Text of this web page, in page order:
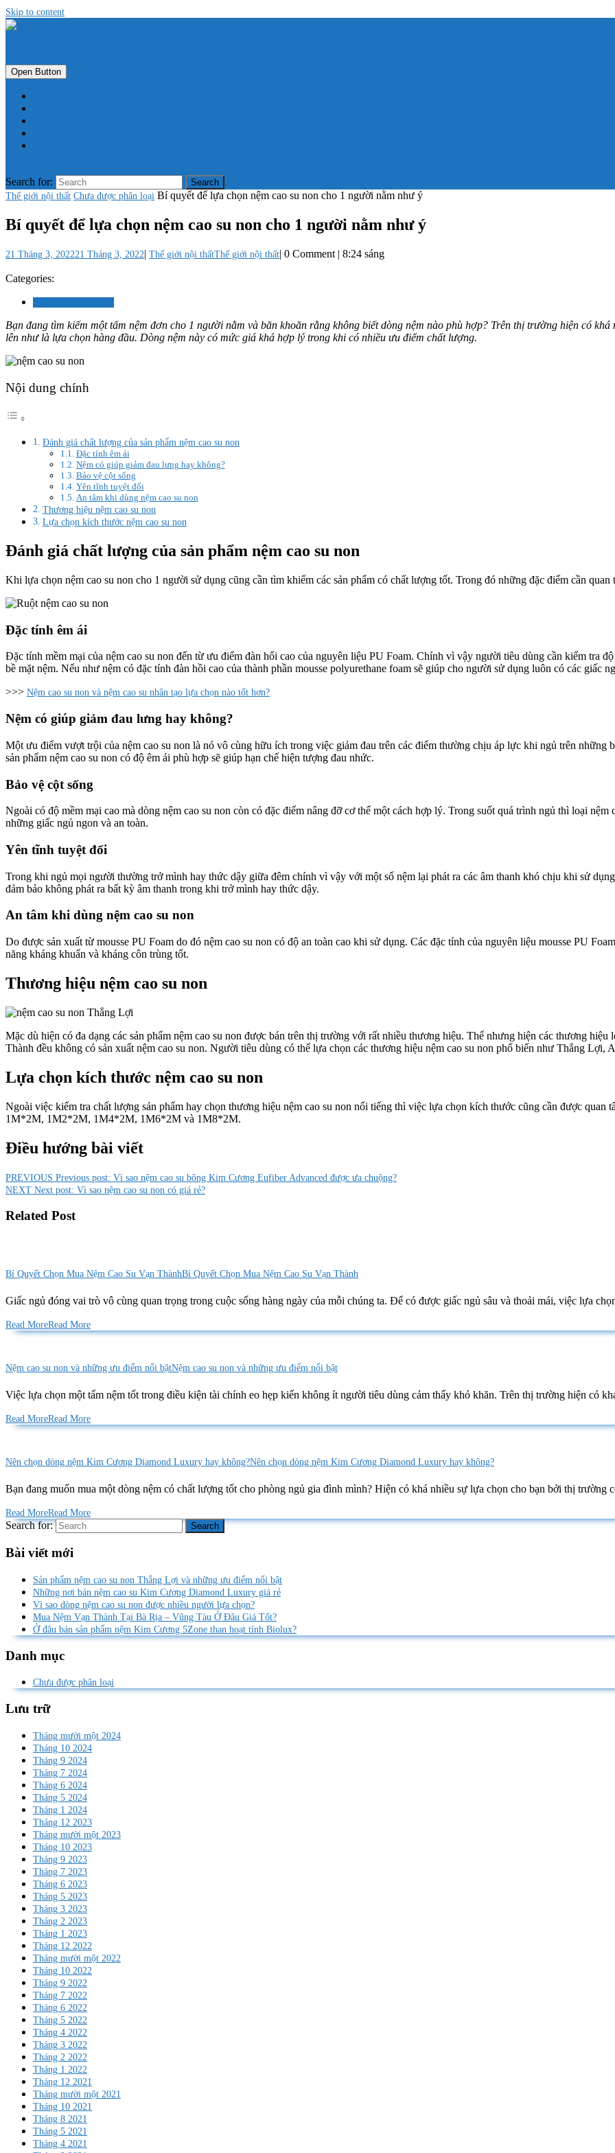
Skip to content
Open Button
Search for:
Thế giới nội thất Chưa được phân loại Bí quyết để lựa chọn nệm cao su non cho 1 người nằm như ý
Bí quyết để lựa chọn nệm cao su non cho 1 người nằm như ý
21 Tháng 3, 202221 Tháng 3, 2022| Thế giới nội thấtThế giới nội thất| 0 Comment | 8:24 sáng
Categories:
Bạn đang tìm kiếm một tấm nệm đơn cho 1 người nằm và băn khoăn rằng không biết dòng nệm nào phù hợp? Trên thị trường hiện có khá
lên như là lựa chọn hàng đầu. Dòng nệm này có mức giá khá hợp lý trong khi có nhiều ưu điểm chất lượng.
Nội dung chính
Đánh giá chất lượng của sản phẩm nệm cao su non
Đặc tính êm ái
Nệm có giúp giảm đau lưng hay không?
Bảo vệ cột sống
Yên tĩnh tuyệt đối
An tâm khi dùng nệm cao su non
Thương hiệu nệm cao su non
Lựa chọn kích thước nệm cao su non
Đánh giá chất lượng của sản phẩm nệm cao su non
Khi lựa chọn nệm cao su non cho 1 người sử dụng cũng cần tìm khiếm các sản phẩm có chất lượng tốt. Trong đó những đặc điểm cần quan
Đặc tính êm ái
Đặc tính mềm mại của nệm cao su non đến từ ưu điểm đàn hổi cao của nguyên liệu PU Foam. Chính vì vậy người tiêu dùng cần kiểm tra
bề mặt nệm. Nếu như nệm có đặc tính đàn hồi cao của thành phần mousse polyurethane foam sẽ giúp cho người sử dụng luôn có các giấc
>>> Nệm cao su non và nệm cao su nhân tạo lựa chọn nào tốt hơn?
Nệm có giúp giảm đau lưng hay không?
Một ưu điểm vượt trội của nệm cao su non là nó vô cùng hữu ích trong việc giảm đau trên các điểm thường chịu áp lực khi ngủ trên
sản phẩm nệm cao su non có độ êm ái phù hợp sẽ giúp hạn chế hiện tượng đau nhức.
Bảo vệ cột sống
Ngoài có độ mềm mại cao mà dòng nệm cao su non còn có đặc điểm nâng đỡ cơ thể một cách hợp lý. Trong suốt quá trình ngủ thì loại
những giấc ngủ ngon và an toàn.
Yên tĩnh tuyệt đối
Trong khi ngủ mọi người thường trở mình hay thức dậy giữa đêm chính vì vậy với một số nệm lại phát ra các âm thanh khó chịu khi sử
đảm bảo không phát ra bất kỳ âm thanh trong khi trở mình hay thức dậy.
An tâm khi dùng nệm cao su non
Do được sản xuất từ mousse PU Foam do đó nệm cao su non có độ an toàn cao khi sử dụng. Các đặc tính của nguyên liệu mousse PU
năng kháng khuẩn và kháng côn trùng tốt.
Thương hiệu nệm cao su non
Mặc dù hiện có đa dạng các sản phẩm nệm cao su non được bán trên thị trường với rất nhiều thương hiệu. Thế nhưng hiện các thương
Thành đều không có sản xuất nệm cao su non. Người tiêu dùng có thể lựa chọn các thương hiệu nệm cao su non phổ biến như Thắng
Lựa chọn kích thước nệm cao su non
Ngoài việc kiểm tra chất lượng sản phẩm hay chọn thương hiệu nệm cao su non nổi tiếng thì việc lựa chọn kích thước cũng cần được quan
1M*2M, 1M2*2M, 1M4*2M, 1M6*2M và 1M8*2M.
Điều hướng bài viết
PREVIOUS Previous post: Vì sao nệm cao su bông Kim Cương Eufiber Advanced được ưa chuộng?
NEXT Next post: Vì sao nệm cao su non có giá rẻ?
Related Post
Bí Quyết Chọn Mua Nệm Cao Su Vạn ThànhBí Quyết Chọn Mua Nệm Cao Su Vạn Thành
Giấc ngủ đóng vai trò vô cùng quan trọng trong cuộc sống hàng ngày của mỗi chúng ta. Để có được giấc ngủ sâu và thoải mái, việc lựa
Read MoreRead More
Nệm cao su non và những ưu điểm nổi bậtNệm cao su non và những ưu điểm nổi bật
Việc lựa chọn một tấm nệm tốt trong điều kiện tài chính eo hẹp kiến không ít người tiêu dùng cảm thấy khó khăn. Trên thị trường hiện có
Read MoreRead More
Nên chọn dòng nệm Kim Cương Diamond Luxury hay không?Nên chọn dòng nệm Kim Cương Diamond Luxury hay không?
Bạn đang muốn mua một dòng nệm có chất lượng tốt cho phòng ngủ gia đình mình? Hiện có khá nhiều sự lựa chọn cho bạn bởi thị trường
Read MoreRead More
Search for:
Bài viết mới
Sản phẩm nệm cao su non Thắng Lợi và những ưu điểm nổi bật
Những nơi bán nệm cao su Kim Cương Diamond Luxury giá rẻ
Vì sao dòng nệm cao su non được nhiều người lựa chọn?
Mua Nệm Vạn Thành Tại Bà Rịa – Vũng Tàu Ở Đâu Giá Tốt?
Ở đâu bán sản phẩm nệm Kim Cương 5Zone than hoạt tính Biolux?
Danh mục
Chưa được phân loại
Lưu trữ
Tháng mười một 2024
Tháng 10 2024
Tháng 9 2024
Tháng 7 2024
Tháng 6 2024
Tháng 5 2024
Tháng 1 2024
Tháng 12 2023
Tháng mười một 2023
Tháng 10 2023
Tháng 9 2023
Tháng 7 2023
Tháng 6 2023
Tháng 5 2023
Tháng 3 2023
Tháng 2 2023
Tháng 1 2023
Tháng 12 2022
Tháng mười một 2022
Tháng 10 2022
Tháng 9 2022
Tháng 7 2022
Tháng 6 2022
Tháng 5 2022
Tháng 4 2022
Tháng 3 2022
Tháng 2 2022
Tháng 1 2022
Tháng 12 2021
Tháng mười một 2021
Tháng 10 2021
Tháng 8 2021
Tháng 5 2021
Tháng 4 2021